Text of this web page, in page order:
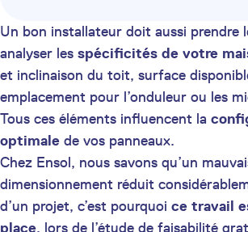
Un bon installateur doit aussi prendre
analyser les spécificités de votre
et inclinaison du toit, surface
emplacement pour l’onduleur ou les
Tous ces éléments influencent la
optimale de vos panneaux.
Chez Ensol, nous savons qu’un
dimensionnement réduit
d’un projet, c’est pourquoi ce travail
place, lors de l’étude de faisabilité